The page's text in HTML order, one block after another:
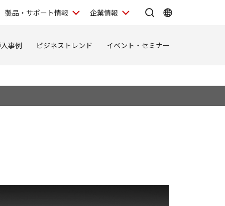
製品・サポート情報 企業情報
事例 ビジネストレンド イベント・セミナー